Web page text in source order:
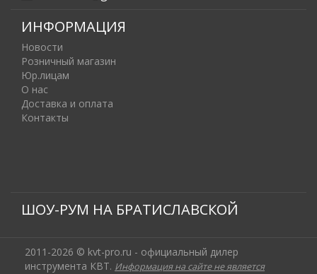
ИНФОРМАЦИЯ
Новости
Розничный магазин
Юр.лицам
О нас
Доставка и оплата
Контакты
ШОУ-РУМ НА БРАТИСЛАВСКОЙ
2011-2026 © kvt-pro.ru - официальный дилер
инструмента КВТ. Информация на сайте не является